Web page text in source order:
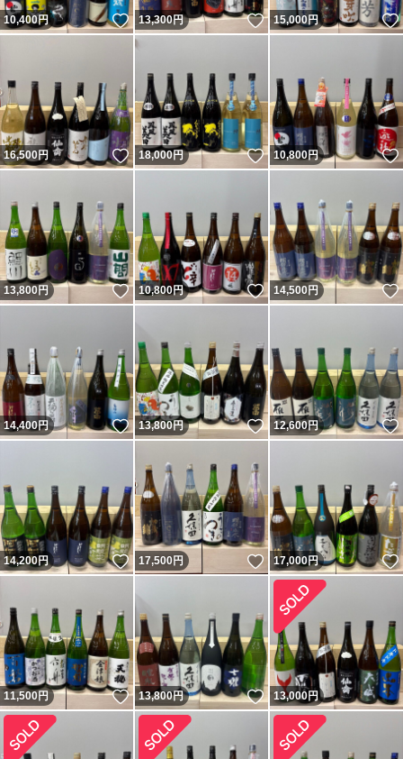
10,400円 いいね！
13,300円 いいね！
15,000円
16,500円 いいね！
18,000円 いいね！
10,800円
13,800円 いいね！
10,800円 いいね！
14,500円
14,400円 いいね！
13,800円 いいね！
12,600円
14,200円 いいね！
17,500円 いいね！
17,000円
11,500円 いいね！
13,800円 いいね！
13,000円